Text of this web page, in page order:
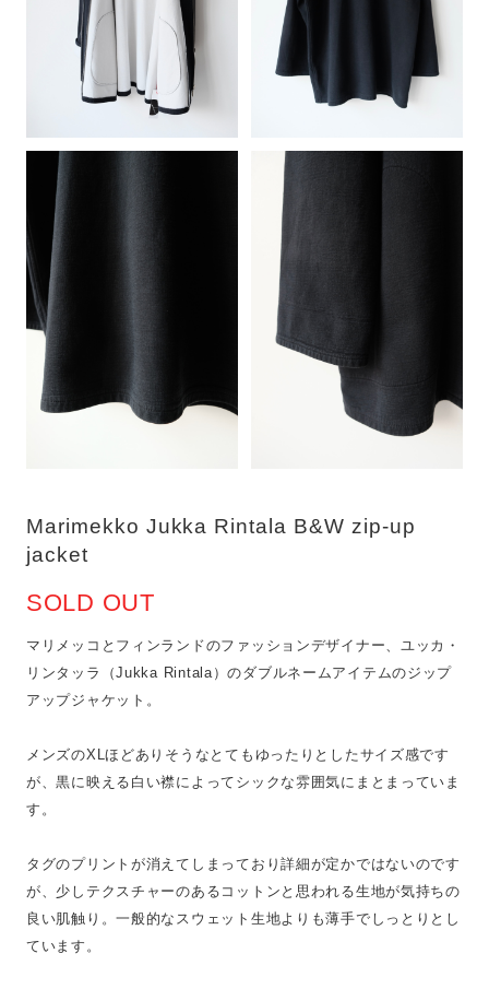
Marimekko Jukka Rintala B&W zip-up
jacket
SOLD OUT
マリメッコとフィンランドのファッションデザイナー、ユッカ・
リンタッラ（Jukka Rintala）のダブルネームアイテムのジップ
アップジャケット。
メンズのXLほどありそうなとてもゆったりとしたサイズ感です
が、黒に映える白い襟によってシックな雰囲気にまとまっていま
す。
タグのプリントが消えてしまっており詳細が定かではないのです
が、少しテクスチャーのあるコットンと思われる生地が気持ちの
良い肌触り。一般的なスウェット生地よりも薄手でしっとりとし
ています。